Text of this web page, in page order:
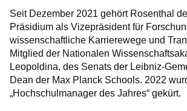
Seit Dezember 2021 gehört Rosenthal
Präsidium als Vizepräsident für
wissenschaftliche Karrierewege und
Mitglied der Nationalen
Leopoldina, des Senats der Leibniz-
Dean der Max Planck Schools. 2022
„Hochschulmanager des Jahres“ gekürt.